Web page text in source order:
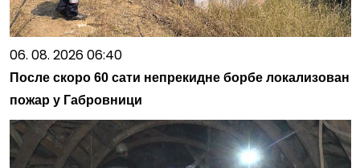
06. 08. 2026 06:40
После скоро 60 сати непрекидне борбе локализован
пожар у Габровници